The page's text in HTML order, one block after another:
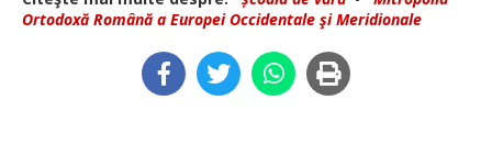
Ortodoxă Română a Europei Occidentale şi Meridionale